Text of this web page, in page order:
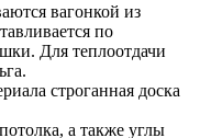
вагонкой из
по
Для теплоотдачи
строганная доска
а также углы